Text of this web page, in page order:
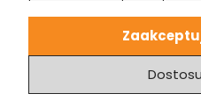
Zobacz
Lekko i nowocześnie